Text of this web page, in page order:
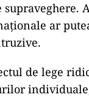
supraveghere.
ar
de lege